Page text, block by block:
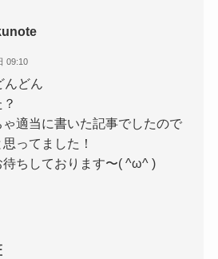
09:10
んどん
適当に書いた記事でしたので
ってました！
待ちしております〜( ^ω^ )